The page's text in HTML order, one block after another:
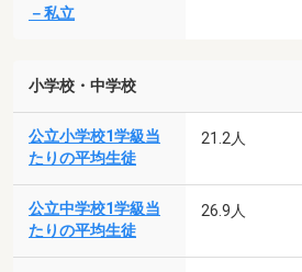
－私立
小学校・中学校
公立小学校1学級当
たりの平均生徒
21.2人
公立中学校1学級当
たりの平均生徒
26.9人